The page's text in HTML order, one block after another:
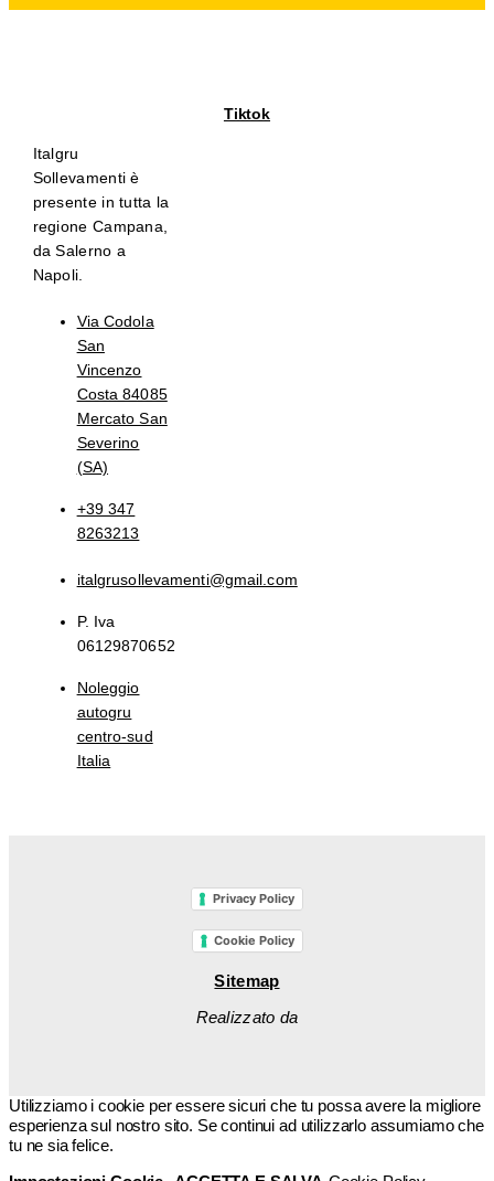
Tiktok
Italgru
Sollevamenti è
presente in tutta la
regione Campana,
da Salerno a
Napoli.
Via Codola
San
Vincenzo
Costa 84085
Mercato San
Severino
(SA)
+39 347
8263213
italgrusollevamenti@gmail.com
P. Iva
06129870652
Noleggio
autogru
centro-sud
Italia
Privacy Policy
Cookie Policy
Sitemap
Realizzato da
Utilizziamo i cookie per essere sicuri che tu possa avere la migliore
esperienza sul nostro sito. Se continui ad utilizzarlo assumiamo che
tu ne sia felice.